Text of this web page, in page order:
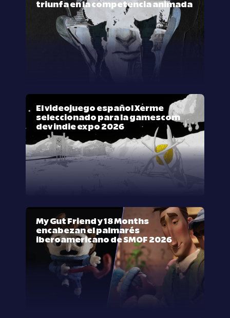
triunfa en la competencia animada
El videojuego español Xerme
seleccionado para la gamescom
dev indie expo 2026
My Gut Friend y 18 Months
encabezan el palmarés
iberoamericano de SMOF 2026